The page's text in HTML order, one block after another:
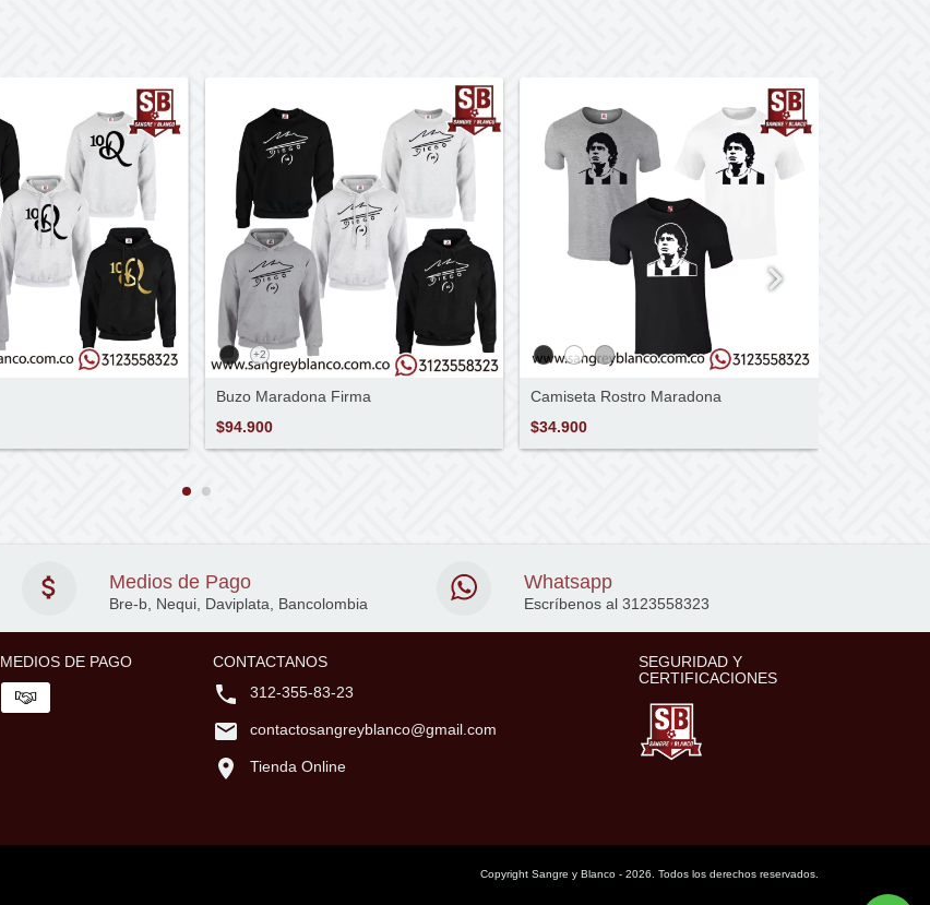
+2
Buzo Maradona Firma
$94.900
Camiseta Rostro Maradona
$34.900
Medios de Pago
Bre-b, Nequi, Daviplata, Bancolombia
Whatsapp
Escríbenos al 3123558323
MEDIOS DE PAGO
CONTACTANOS
312-355-83-23
contactosangreyblanco@gmail.com
Tienda Online
SEGURIDAD Y
CERTIFICACIONES
Copyright Sangre y Blanco - 2026. Todos los derechos reservados.